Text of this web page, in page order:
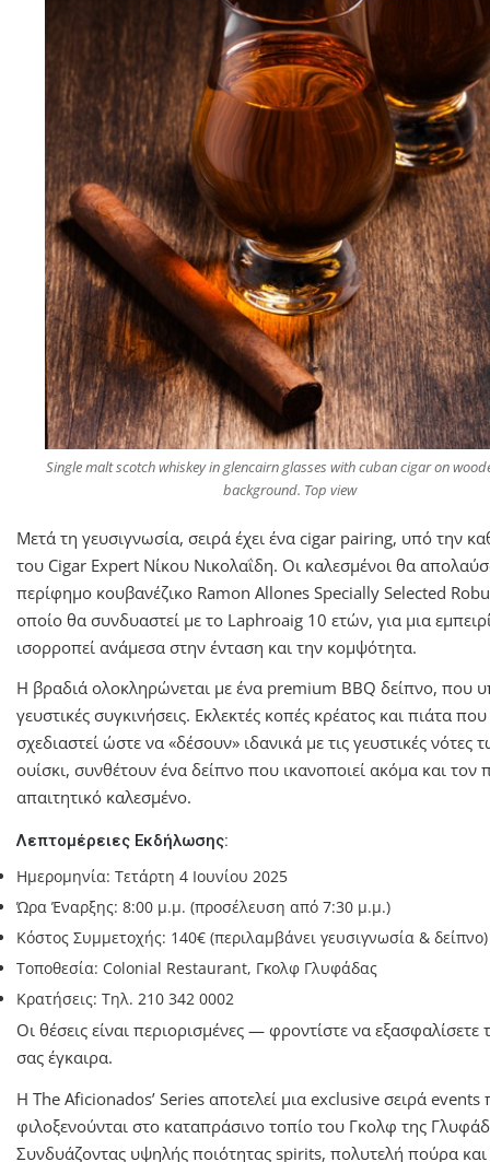
Single malt scotch whiskey in glencairn glasses with cuban cigar on
background. Top view
Μετά τη γευσιγνωσία, σειρά έχει ένα cigar pairing, υπό την
του Cigar Expert Νίκου Νικολαΐδη. Οι καλεσμένοι θα
περίφημο κουβανέζικο Ramon Allones Specially Selected
οποίο θα συνδυαστεί με το Laphroaig 10 ετών, για μια
ισορροπεί ανάμεσα στην ένταση και την κομψότητα.
Η βραδιά ολοκληρώνεται με ένα premium BBQ δείπνο, που
γευστικές συγκινήσεις. Εκλεκτές κοπές κρέατος και πιάτα
σχεδιαστεί ώστε να «δέσουν» ιδανικά με τις γευστικές νότες
ουίσκι, συνθέτουν ένα δείπνο που ικανοποιεί ακόμα και τον
απαιτητικό καλεσμένο.
Λεπτομέρειες Εκδήλωσης:
Ημερομηνία: Τετάρτη 4 Ιουνίου 2025
Ώρα Έναρξης: 8:00 μ.μ. (προσέλευση από 7:30 μ.μ.)
Κόστος Συμμετοχής: 140€ (περιλαμβάνει γευσιγνωσία & δείπνο)
Τοποθεσία: Colonial Restaurant, Γκολφ Γλυφάδας
Κρατήσεις: Τηλ. 210 342 0002
Οι θέσεις είναι περιορισμένες — φροντίστε να εξασφαλίσετε
σας έγκαιρα.
Η The Aficionados’ Series αποτελεί μια exclusive σειρά events
φιλοξενούνται στο καταπράσινο τοπίο του Γκολφ της
Συνδυάζοντας υψηλής ποιότητας spirits, πολυτελή πούρα και